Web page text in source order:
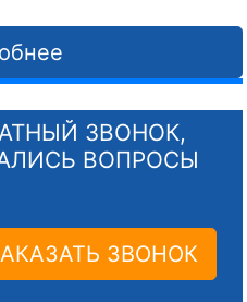
ЗВОНОК,
ВОПРОСЫ
ЗВОНОК